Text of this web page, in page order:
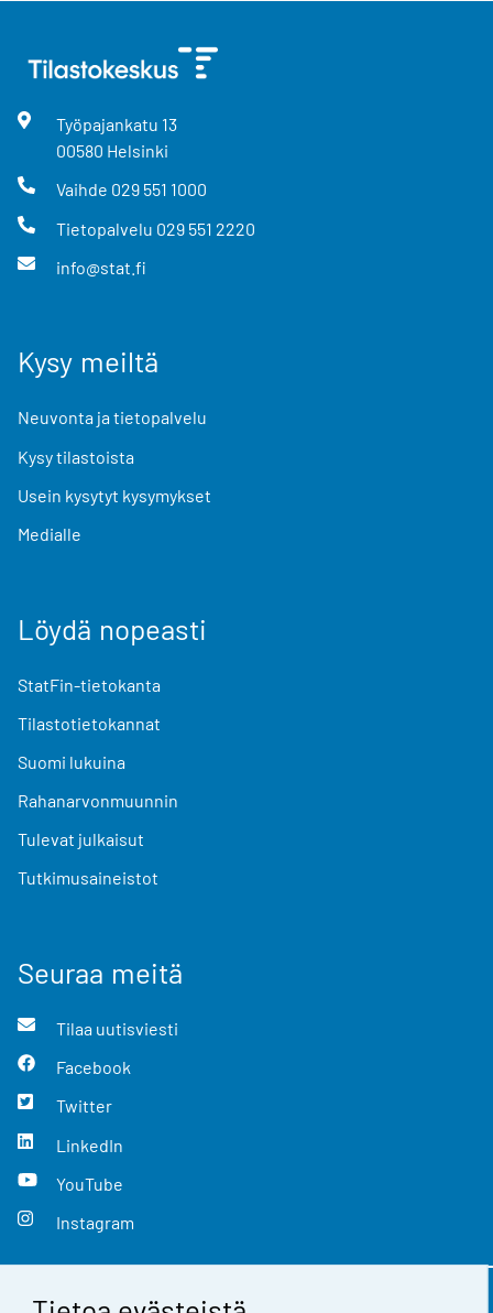
Työpajankatu 13
00580 Helsinki
Vaihde 029 551 1000
Tietopalvelu 029 551 2220
info@stat.fi
Kysy meiltä
Neuvonta ja tietopalvelu
Kysy tilastoista
Usein kysytyt kysymykset
Medialle
Löydä nopeasti
StatFin-tietokanta
Tilastotietokannat
Suomi lukuina
Rahanarvonmuunnin
Tulevat julkaisut
Tutkimusaineistot
Seuraa meitä
Tilaa uutisviesti
Facebook
Twitter
LinkedIn
YouTube
Instagram